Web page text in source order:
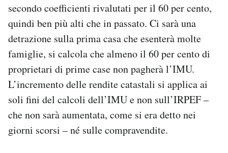
secondo coefficienti rivalutati per il 60 per cento,
quindi ben più alti che in passato. Ci sarà una
detrazione sulla prima casa che esenterà molte
famiglie, si calcola che almeno il 60 per cento di
proprietari di prime case non pagherà l’IMU.
L’incremento delle rendite catastali si applica ai
soli fini del calcoli dell’IMU e non sull’IRPEF –
che non sarà aumentata, come si era detto nei
giorni scorsi – né sulle compravendite.